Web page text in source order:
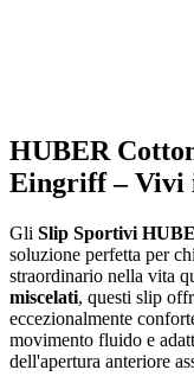
HUBER
Eingriff – Vivi
Gli Slip Sportivi
soluzione perfetta per
straordinario nella vita
miscelati, questi slip
eccezionalmente
movimento fluido e
dell'apertura anteriore